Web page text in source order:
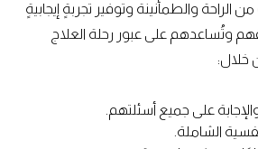
والطمأنينة وتوفير تجربةٍ إيجابيةٍ
وتُساعدهم على عبور رحلة العلاج
خلال:
على جميع أسئلتهم.
الشاملة.